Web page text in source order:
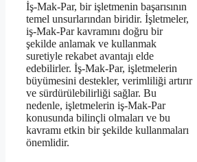
İş-Mak-Par, bir işletmenin başarısının
temel unsurlarından biridir. İşletmeler,
iş-Mak-Par kavramını doğru bir
şekilde anlamak ve kullanmak
suretiyle rekabet avantajı elde
edebilirler. İş-Mak-Par, işletmelerin
büyümesini destekler, verimliliği artırır
ve sürdürülebilirliği sağlar. Bu
nedenle, işletmelerin iş-Mak-Par
konusunda bilinçli olmaları ve bu
kavramı etkin bir şekilde kullanmaları
önemlidir.